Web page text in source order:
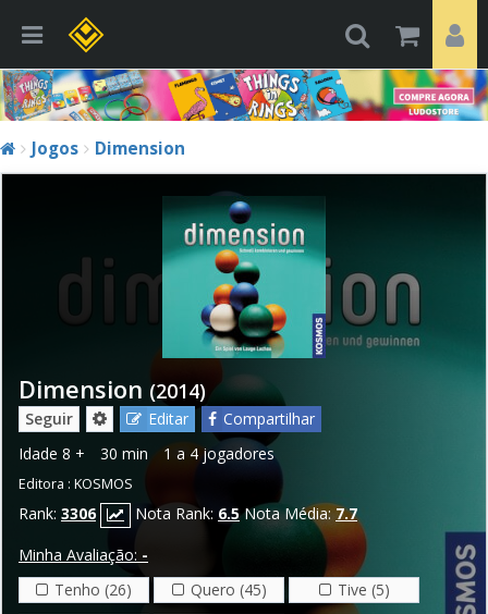
Jogos Dimension
Dimension (2014)
Seguir Editar
Compartilhar
Idade 8 + 30 min 1 a 4 jogadores
Editora : KOSMOS
Rank: 3306 Nota Rank: 6.5 Nota Média: 7.7
Minha Avaliação: -
Tenho (26)
Quero (45)
Tive (5)